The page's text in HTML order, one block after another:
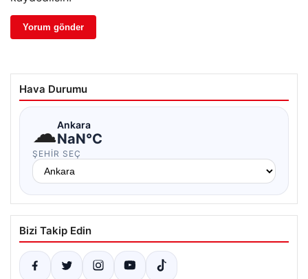
Hava Durumu
☁Ankara
NaN°C
ŞEHIR SEÇ
Bizi Takip Edin